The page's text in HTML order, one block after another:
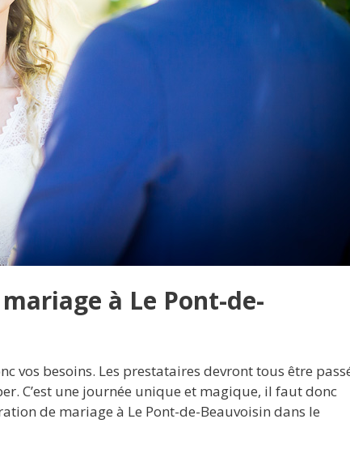
à Le Pont-de-
vos besoins. Les prestataires devront tous être
C’est une journée unique et magique, il faut donc
de mariage à Le Pont-de-Beauvoisin dans le